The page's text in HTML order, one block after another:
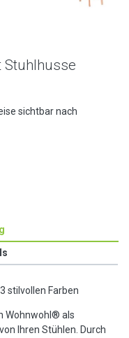
Stuhlhusse
sichtbar nach
stilvollen Farben
Wohnwohl® als
Ihren Stühlen. Durch